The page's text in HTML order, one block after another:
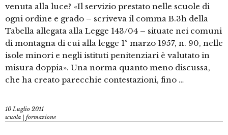
venuta alla luce? «Il servizio prestato nelle scuole di
ogni ordine e grado – scriveva il comma B.3h della
Tabella allegata alla Legge 143/04 – situate nei comuni
di montagna di cui alla legge 1° marzo 1957, n. 90, nelle
isole minori e negli istituti penitenziari è valutato in
misura doppia». Una norma quanto meno discussa,
che ha creato parecchie contestazioni, fino …
10 Luglio 2011
scuola | formazione